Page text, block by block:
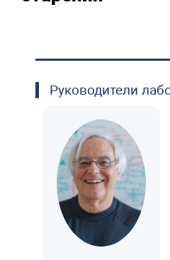
Руководители